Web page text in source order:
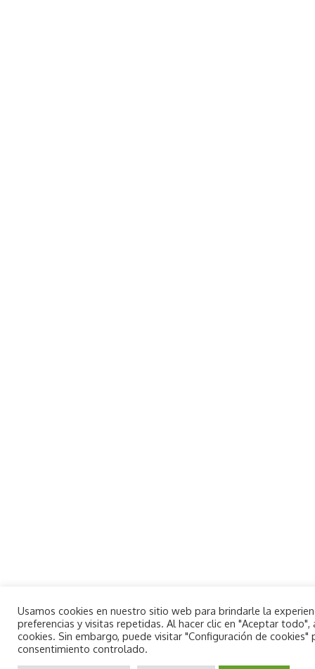
Usamos cookies en nuestro sitio web para brindarle la
preferencias y visitas repetidas. Al hacer clic en "Aceptar
cookies. Sin embargo, puede visitar "Configuración de cookies"
consentimiento controlado.